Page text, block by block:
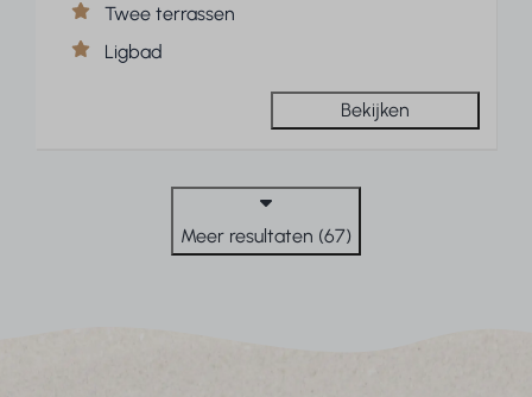
Twee terrassen
Ligbad
Bekijken
Meer resultaten (67)